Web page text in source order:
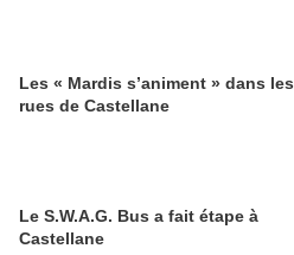
Les « Mardis s’animent » dans les
rues de Castellane
Le S.W.A.G. Bus a fait étape à
Castellane